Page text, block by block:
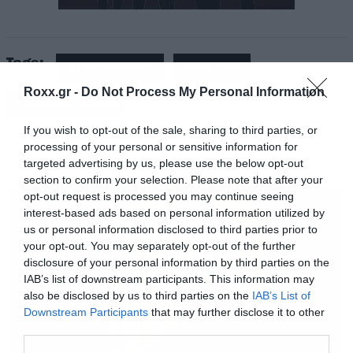
Roxx.gr - Do Not Process My Personal Information
If you wish to opt-out of the sale, sharing to third parties, or
processing of your personal or sensitive information for
targeted advertising by us, please use the below opt-out
section to confirm your selection. Please note that after your
opt-out request is processed you may continue seeing
interest-based ads based on personal information utilized by
us or personal information disclosed to third parties prior to
your opt-out. You may separately opt-out of the further
disclosure of your personal information by third parties on the
IAB’s list of downstream participants. This information may
also be disclosed by us to third parties on the IAB’s List of
Downstream Participants that may further disclose it to other
Στο τελευταίο επεισόδιο της 4ης σεζόν του
Stranger Things είδαμε τον χαρακτήρα
τουEddie Munsonστην πιο metal… συναυλία
ever, αφού έπαιξε το Master of Puppets στην
κορυφή τροχόσπιτου μέσα στο Upside Down. Το
τραγούδι απέκτησε δεύτερη ζωή, 36 χρόνια
μετά την κυκλοφορία του, αφού πήγε σε
Tags: